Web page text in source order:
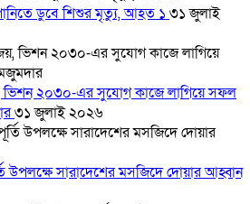
ডুবে শিশুর মৃত্যু, আহত ১ ৩১ জুলাই
ভিশন ২০৩০-এর সুযোগ কাজে লাগিয়ে সফল
৩১ জুলাই ২০২৬
উপলক্ষে সারাদেশের মসজিদে দোয়ার আহ্বান